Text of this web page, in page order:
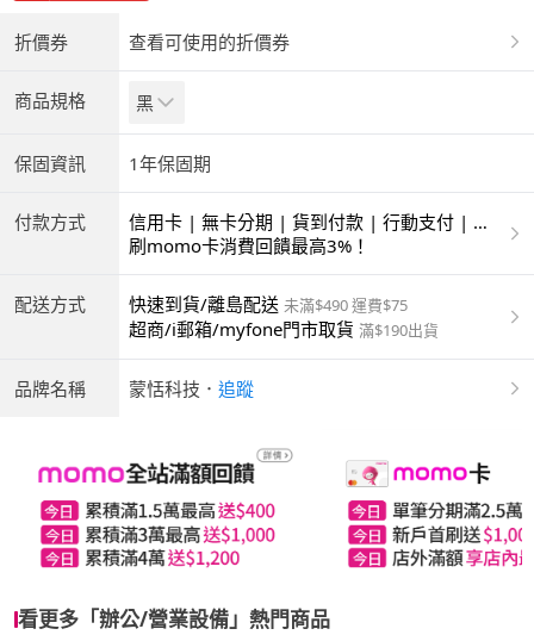
折價券 查看可使用的折價券
商品規格 黑
保固資訊 1年保固期
付款方式
信用卡 | 無卡分期 | 貨到付款 | 行動支付 | 超
商付款 | ATM | 銀聯卡 | 銀行帳戶付款
刷momo卡消費回饋最高3%！
配送方式 快速到貨/離島配送 未滿$490 運費$75
超商/i郵箱/myfone門市取貨 滿$190出貨
品牌名稱 蒙恬科技 ． 追蹤
看更多「辦公/營業設備」熱門商品